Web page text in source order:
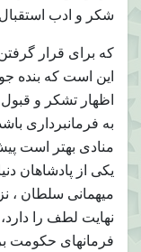
شكر و ادب
كه براى قرار
اين است كه بنده
اظهار تشكر و
به فرمانبردارى
منادى بهتر است
يكى از پادشاهان
ميهمانى سلطان ،
نهايت لطف را
فرمانهاى حكومت